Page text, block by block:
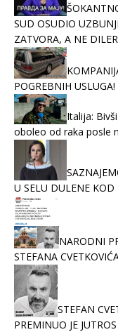
SUD OSUDIO
ZATVORA, A NE
POGREBNIH USLUGA!
Italija:
oboleo od raka posle
U SELU DULENE KOD
NARODNI
STEFANA
STEFAN
PREMINUO JE